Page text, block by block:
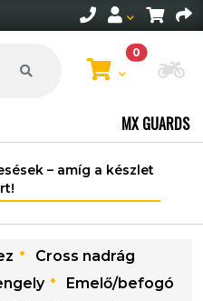
0
MX GUARDS
– amíg a készlet
Cross nadrág
Emelő/befogó